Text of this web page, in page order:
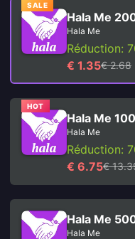
SALE
Hala Me
Hala Me
Réduction:
€ 1.35€ 2.68
HOT
Hala Me
Hala Me
Réduction:
€ 6.75€
Hala Me
Hala Me